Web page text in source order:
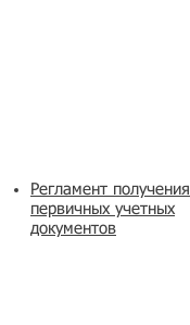
Регламент получения
первичных учетных
документов